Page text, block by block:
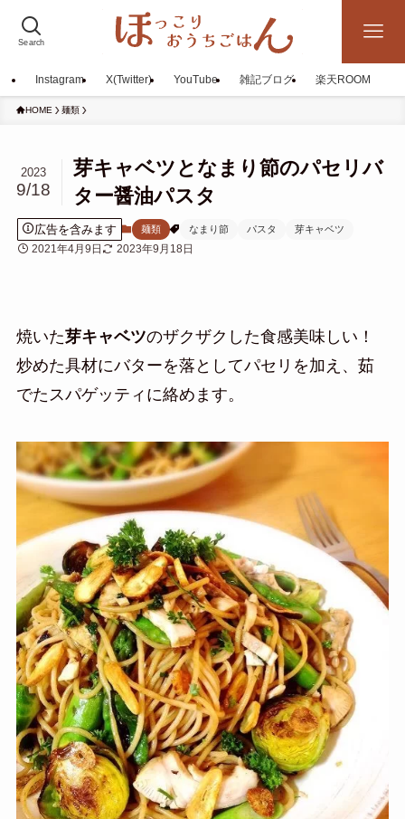
Search
Instagram X(Twitter) YouTube 雑記ブログ 楽天ROOM
HOME 麺類
芽キャベツとなまり節のパセリバ
ター醤油パスタ
2023
9/18
広告を含みます 麺類 なまり節 パスタ 芽キャベツ
2021年4月9日 2023年9月18日
焼いた芽キャベツのザクザクした食感美味しい！
炒めた具材にバターを落としてパセリを加え、茹
でたスパゲッティに絡めます。